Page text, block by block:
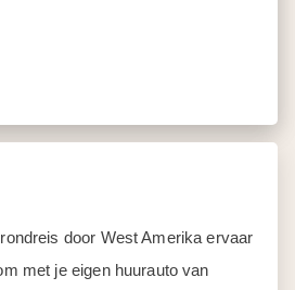
door West Amerika ervaar
met je eigen huurauto van